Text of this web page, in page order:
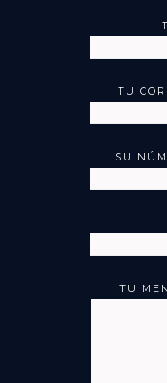
TU
SU
TU